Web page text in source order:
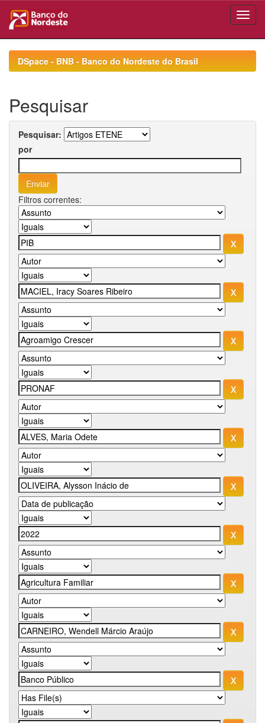
navigationDSpace - BNB - Banco do Nordeste do Brasil
Pesquisar
Pesquisar:
por
Filtros correntes: